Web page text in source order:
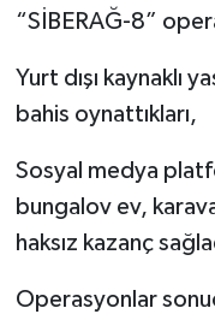
“SİBERAĞ-8”
Yurt dışı kaynaklı
bahis oynattıkları,
Sosyal medya
bungalov ev,
haksız kazanç
Operasyonlar